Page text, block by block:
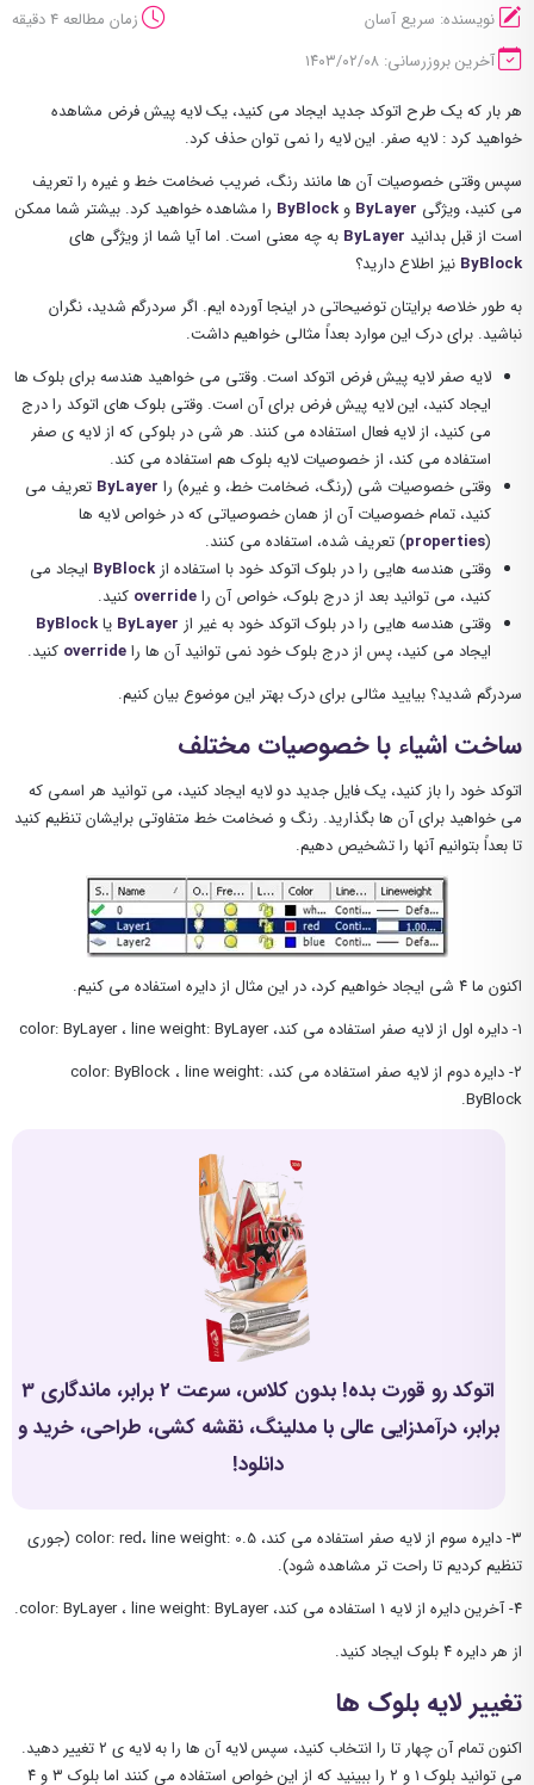
نویسنده: سریع آسان
زمان مطالعه 4 دقیقه
آخرین بروزرسانی: ۱۴۰۳/۰۲/۰۸
هر بار که یک طرح اتوکد جدید ایجاد می کنید، یک لایه پیش فرض مشاهده
خواهید کرد : لایه صفر. این لایه را نمی توان حذف کرد.
سپس وقتی خصوصیات آن ها مانند رنگ، ضریب ضخامت خط و غیره را تعریف
می کنید، ویژگی ByLayer وByBlock را مشاهده خواهید کرد. بیشتر شما ممکن
است از قبل بدانید ByLayer به چه معنی است. اما آیا شما از ویژگی های
ByBlock نیز اطلاع دارید؟
به طور خلاصه برایتان توضیحاتی در اینجا آورده ایم. اگر سردرگم شدید، نگران
نباشید. برای درک این موارد بعداً مثالی خواهیم داشت.
لایه صفر لایه پیش فرض اتوکد است. وقتی می خواهید هندسه برای بلوک ها
ایجاد کنید، این لایه پیش فرض برای آن است. وقتی بلوک های اتوکد را درج
می کنید، از لایه فعال استفاده می کنند. هر شی در بلوکی که از لایه ی صفر
استفاده می کند، از خصوصیات لایه بلوک هم استفاده می کند.
وقتی خصوصیات شی (رنگ، ضخامت خط، و غیره) را ByLayer تعریف می
کنید، تمام خصوصیات آن از همان خصوصیاتی که در خواص لایه ها
(
properties) تعریف شده، استفاده می کنند.
وقتی هندسه هایی را در بلوک اتوکد خود با استفاده ازByBlock ایجاد می
کنید، می توانید بعد از درج بلوک، خواص آن راoverride کنید.
وقتی هندسه هایی را در بلوک اتوکد خود به غیر از ByLayer یاByBlock
ایجاد می کنید، پس از درج بلوک خود نمی توانید آن ها راoverride کنید.
سردرگم شدید؟ بیایید مثالی برای درک بهتر این موضوع بیان کنیم.
ساخت اشیاء با خصوصیات مختلف
اتوکد خود را باز کنید، یک فایل جدید دو لایه ایجاد کنید، می توانید هر اسمی که
می خواهید برای آن ها بگذارید. رنگ و ضخامت خط متفاوتی برایشان تنظیم کنید
تا بعداً بتوانیم آنها را تشخیص دهیم.
اکنون ما ۴ شی ایجاد خواهیم کرد، در این مثال از دایره استفاده می کنیم.
۱- دایره اول از لایه صفر استفاده می کند، color: ByLayer ، line weight: ByLayer
۲- دایره دوم از لایه صفر استفاده می کند، color: ByBlock ، line weight:
ByBlock.
اتوکد رو قورت بده! بدون کلاس، سرعت 2 برابر، ماندگاری 3
برابر، درآمدزایی عالی با مدلینگ، نقشه کشی، طراحی، خرید و
دانلود!
۳- دایره سوم از لایه صفر استفاده می کند، color: red، line weight: 0.5 (جوری
تنظیم کردیم تا راحت تر مشاهده شود).
۴- آخرین دایره از لایه ۱ استفاده می کند، color: ByLayer ، line weight: ByLayer.
از هر دایره ۴ بلوک ایجاد کنید.
تغییر لایه بلوک ها
اکنون تمام آن چهار تا را انتخاب کنید، سپس لایه آن ها را به لایه ی ۲ تغییر دهید.
می توانید بلوک ۱ و ۲ را ببینید که از این خواص استفاده می کنند اما بلوک ۳ و ۴